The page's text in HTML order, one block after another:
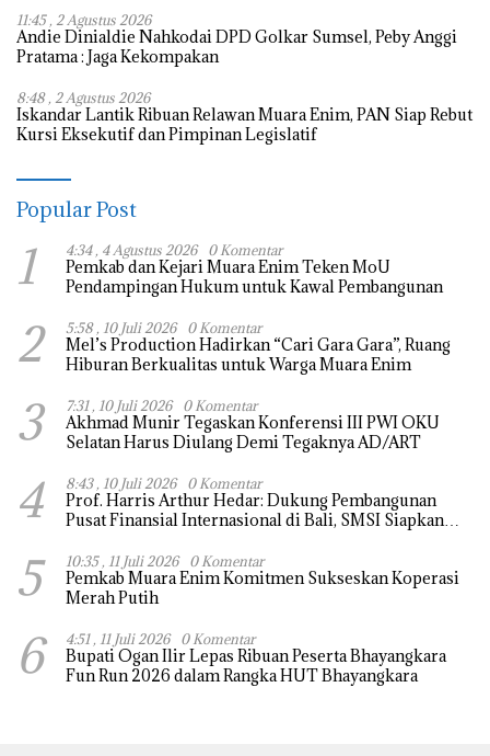
11:45 , 2 Agustus 2026
Andie Dinialdie Nahkodai DPD Golkar Sumsel, Peby Anggi
Pratama : Jaga Kekompakan
8:48 , 2 Agustus 2026
Iskandar Lantik Ribuan Relawan Muara Enim, PAN Siap Rebut
Kursi Eksekutif dan Pimpinan Legislatif
Popular Post
1 4:34 , 4 Agustus 2026 0 Komentar
Pemkab dan Kejari Muara Enim Teken MoU
Pendampingan Hukum untuk Kawal Pembangunan
2 5:58 , 10 Juli 2026 0 Komentar
Mel’s Production Hadirkan “Cari Gara Gara”, Ruang
Hiburan Berkualitas untuk Warga Muara Enim
3 7:31 , 10 Juli 2026 0 Komentar
Akhmad Munir Tegaskan Konferensi III PWI OKU
Selatan Harus Diulang Demi Tegaknya AD/ART
4 8:43 , 10 Juli 2026 0 Komentar
Prof. Harris Arthur Hedar: Dukung Pembangunan
Pusat Finansial Internasional di Bali, SMSI Siapkan
5 10:35 , 11 Juli 2026 0 Komentar
Pemkab Muara Enim Komitmen Sukseskan Koperasi
Merah Putih
6 4:51 , 11 Juli 2026 0 Komentar
Bupati Ogan Ilir Lepas Ribuan Peserta Bhayangkara
Fun Run 2026 dalam Rangka HUT Bhayangkara